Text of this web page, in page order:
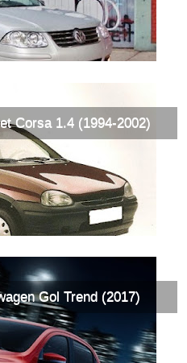
Corsa 1.4 (1994-2002)
Gol Trend (2017)